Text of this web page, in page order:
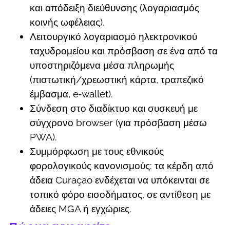
και απόδειξη διεύθυνσης (λογαριασμός
κοινής ωφέλειας).
Λειτουργικό λογαριασμό ηλεκτρονικού
ταχυδρομείου και πρόσβαση σε ένα από τα
υποστηριζόμενα μέσα πληρωμής
(πιστωτική/χρεωστική κάρτα, τραπεζικό
έμβασμα, e‑wallet).
Σύνδεση στο διαδίκτυο και συσκευή με
σύγχρονο browser (για πρόσβαση μέσω
PWA).
Συμμόρφωση με τους εθνικούς
φορολογικούς κανονισμούς: τα κέρδη από
άδεια Curaçao ενδέχεται να υπόκεινται σε
τοπικό φόρο εισοδήματος, σε αντίθεση με
άδειες MGA ή εγχώριες.